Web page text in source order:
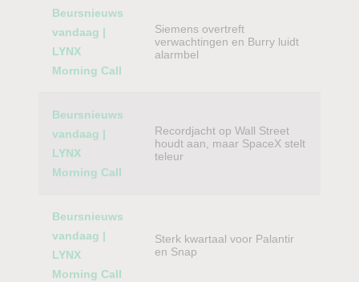
Beursnieuws
vandaag |
LYNX
Morning Call
Siemens overtreft
verwachtingen en Burry luidt
alarmbel
Beursnieuws
vandaag |
LYNX
Morning Call
Recordjacht op Wall Street
houdt aan, maar SpaceX stelt
teleur
Beursnieuws
vandaag |
LYNX
Morning Call
Sterk kwartaal voor Palantir
en Snap